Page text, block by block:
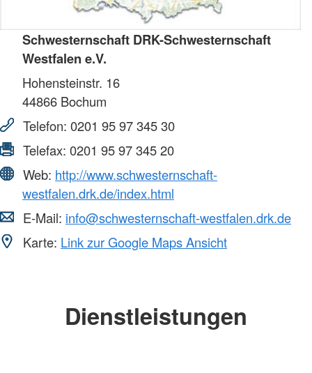
Schwesternschaft DRK-Schwesternschaft
Westfalen e.V.
Hohensteinstr. 16
44866 Bochum
Telefon: 0201 95 97 345 30
Telefax: 0201 95 97 345 20
Web: http://www.schwesternschaft-
westfalen.drk.de/index.html
E-Mail: info@schwesternschaft-westfalen.drk.de
Karte: Link zur Google Maps Ansicht
Dienstleistungen